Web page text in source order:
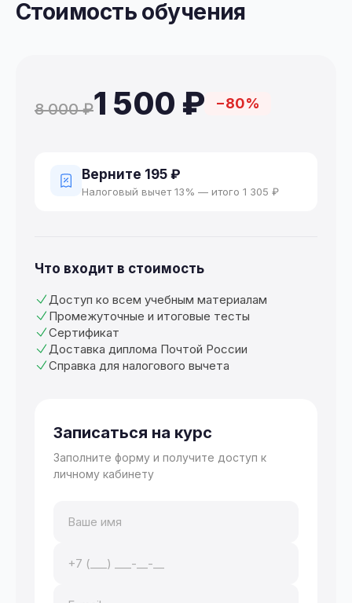
Стоимость обучения
8 000 ₽1 500 ₽ −80%
Верните 195 ₽
Налоговый вычет 13% — итого 1 305 ₽
Что входит в стоимость
Доступ ко всем учебным материалам
Промежуточные и итоговые тесты
Сертификат
Доставка диплома Почтой России
Справка для налогового вычета
Записаться на курс
Заполните форму и получите доступ к
личному кабинету